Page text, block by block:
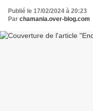
Publié le 17/02/2024 à 20:23
Par chamania.over-blog.com